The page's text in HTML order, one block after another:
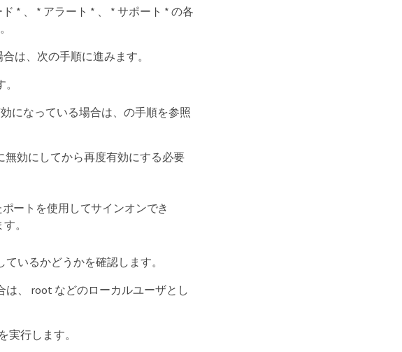
* 、 * アラート * 、 * サポート * の各
は、次の手順に進みます。
になっている場合は、の手順を参照
無効にしてから再度有効にする必要
ートを使用してサインオンでき
。
いるかどうかを確認します。
、 root などのローカルユーザとし
実行します。